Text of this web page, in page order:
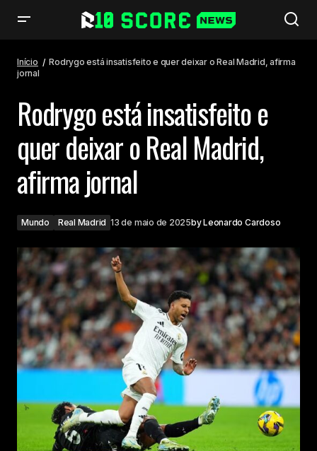
Início
Rodrygo está insatisfeito e quer deixar o Real Madrid, afirma
jornal
Rodrygo está insatisfeito e
quer deixar o Real Madrid,
afirma jornal
Mundo Real Madrid 13 de maio de 2025byLeonardo Cardoso